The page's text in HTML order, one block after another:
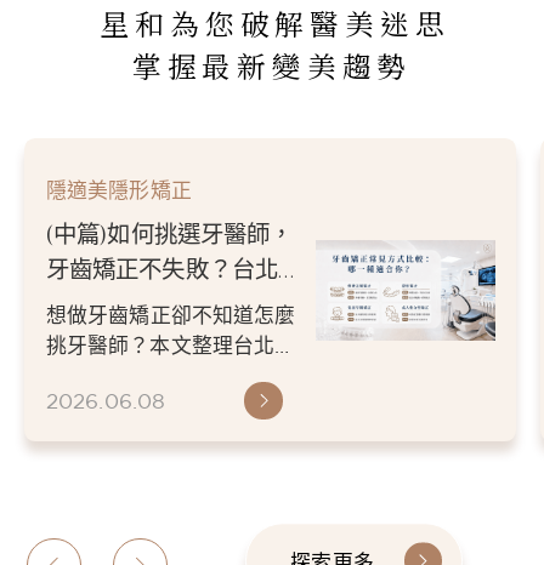
星和為您破解醫美迷思
掌握最新變美趨勢
隱適美隱形矯正
(中篇)如何挑選牙醫師，
牙齒矯正不失敗？台北／
新竹牙醫推薦指南
想做牙齒矯正卻不知道怎麼
挑牙醫師？本文整理台北／
醫師經驗、數位檢查、矯正
2026.06.08